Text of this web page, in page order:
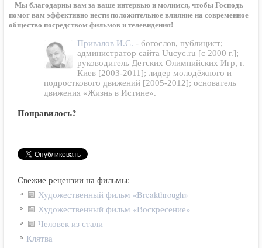
Мы благодарны вам за ваше интервью и молимся, чтобы Господь
помог вам эффективно нести положительное влияние на современное
общество посредством фильмов и телевидения!
Привалов И.С. - богослов, публицист;
администратор сайта Uucyc.ru [с 2000 г.];
руководитель Детских Олимпийских Игр, г.
Киев [2003-2011]; лидер молодёжного и
подросткового движений [2005-2012]; основатель
движения «Жизнь в Истине».
Понравилось?
Свежие рецензии на фильмы:
Художественный фильм «Breakthrough»
Художественный фильм «Воскресение»
Человек из стали
Клятва